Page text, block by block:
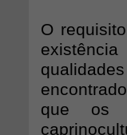
O
que os